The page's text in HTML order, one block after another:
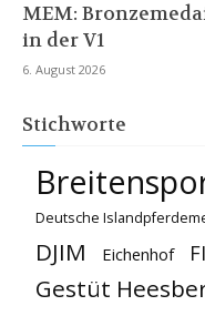
MEM:
in der V1
6. August 2026
Stichworte
Deutsche
DJIM Eichenhof
Gestüt